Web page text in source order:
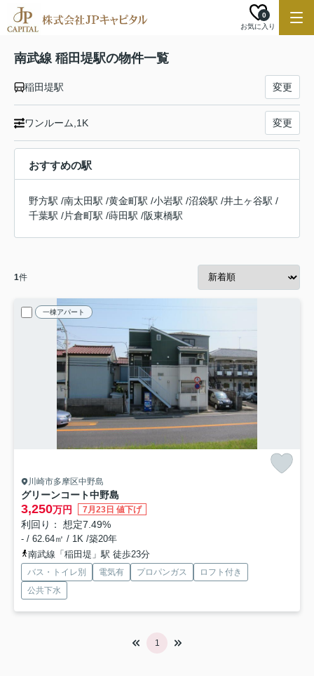
お気に入り
0
南武線 稲田堤駅の物件一覧
稲田堤駅 変更
ワンルーム,1K 変更
おすすめの駅
野方駅 /南太田駅 /黄金町駅 /小岩駅 /沼袋駅 /井土ヶ谷駅 /
千葉駅 /片倉町駅 /蒔田駅 /阪東橋駅
1件
一棟アパート
川崎市多摩区中野島
グリーンコート中野島
3,250万円 7月23日 値下げ
利回り： 想定7.49%
- / 62.64㎡ / 1K /築20年
南武線「稲田堤」駅 徒歩23分
バス・トイレ別 電気有 プロパンガス
ロフト付き
公共下水
1